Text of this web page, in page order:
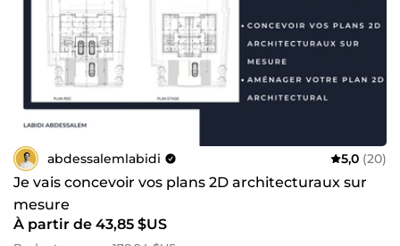
abdessalemlabidi 5,0 (20)
Je vais concevoir vos plans 2D architecturaux sur
mesure
À partir de 43,85 $US